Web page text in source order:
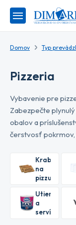
Domov Typ
Pizzeria
Vybavenie pre
Zabezpečte
obalov a
čerstvosť pokrmov,
Krabice
na
pizzu
Utierky
a
servítky